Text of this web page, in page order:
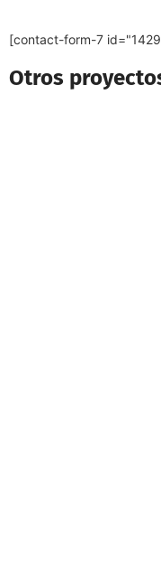
[contact-form-7
Otros